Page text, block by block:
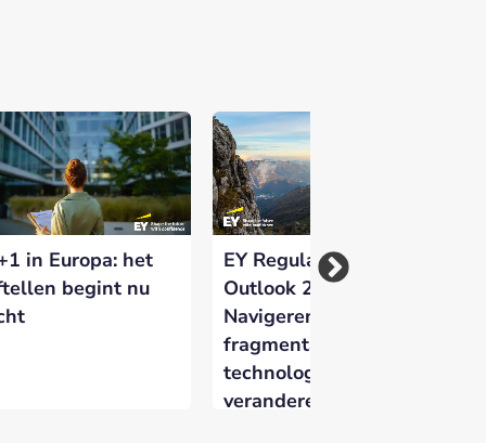
in Europa: het
begint nu
EY Regulatory
Outlook 2026:
Navigeren door
fragmentatie,
technologie en
veranderende